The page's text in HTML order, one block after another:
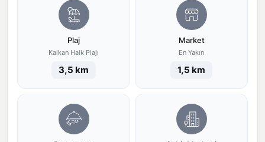
Plaj
Kalkan Halk Plajı
3,5 km
Market
En Yakın
1,5 km